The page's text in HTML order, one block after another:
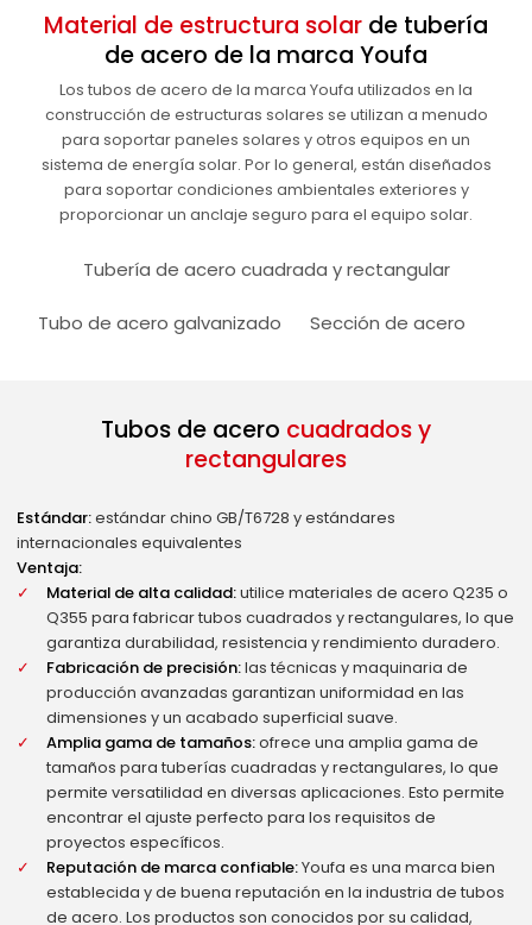
Material de estructura solar de tubería
de acero de la marca Youfa
Los tubos de acero de la marca Youfa utilizados en la
construcción de estructuras solares se utilizan a menudo
para soportar paneles solares y otros equipos en un
sistema de energía solar. Por lo general, están diseñados
para soportar condiciones ambientales exteriores y
proporcionar un anclaje seguro para el equipo solar.
Tubería de acero cuadrada y rectangular
Tubo de acero galvanizado Sección de acero
Tubos de acero cuadrados y
rectangulares
Estándar:estándar chino GB/T6728 y estándares
internacionales equivalentes
Ventaja:
Material de alta calidad:utilice materiales de acero Q235 o
Q355 para fabricar tubos cuadrados y rectangulares, lo que
garantiza durabilidad, resistencia y rendimiento duradero.
Fabricación de precisión:las técnicas y maquinaria de
producción avanzadas garantizan uniformidad en las
dimensiones y un acabado superficial suave.
Amplia gama de tamaños:ofrece una amplia gama de
tamaños para tuberías cuadradas y rectangulares, lo que
permite versatilidad en diversas aplicaciones. Esto permite
encontrar el ajuste perfecto para los requisitos de
proyectos específicos.
Reputación de marca confiable:Youfa es una marca bien
establecida y de buena reputación en la industria de tubos
de acero. Los productos son conocidos por su calidad,